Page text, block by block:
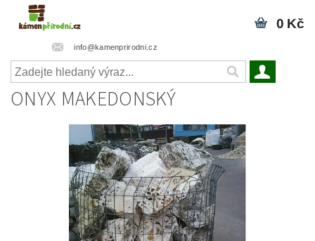
info@kamenprirodni.cz
0 Kč
ONYX MAKEDONSKÝ